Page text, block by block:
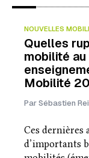
NOUVELLES
Quelles
mobilité
Mobilité
Par Sébastien
Ces dernières
d’importants